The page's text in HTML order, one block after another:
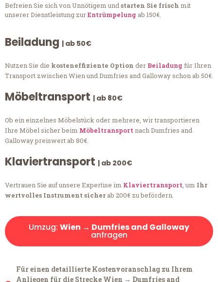
Befreien Sie sich von Unnötigem undstarten Sie frisch mit
unserer Dienstleistung zurEntrümpelung ab 150€.
Beiladung | ab 50€
Nutzen Sie die kosteneffiziente Option der Beiladung für Ihren
Transport zwischen Wien und Dumfries and Galloway schon ab 50€.
Möbeltransport | ab 80€
Ob ein einzelnes Möbelstück oder mehrere, wir transportieren
Ihre Möbel sicher beim Möbeltransportnach Dumfries and
Galloway preiswert ab 80€.
Klaviertransport | ab 200€
Vertrauen Sie auf unsere Expertise im Klaviertransport, um Ihr
wertvolles Instrument sicherab 200€ zu befördern.
Umzug: Wien → Dumfries and Galloway
anfragen
Für einen detaillierte Kostenvoranschlag zu Ihrem
Anliegen für die Strecke Wien → Dumfries and